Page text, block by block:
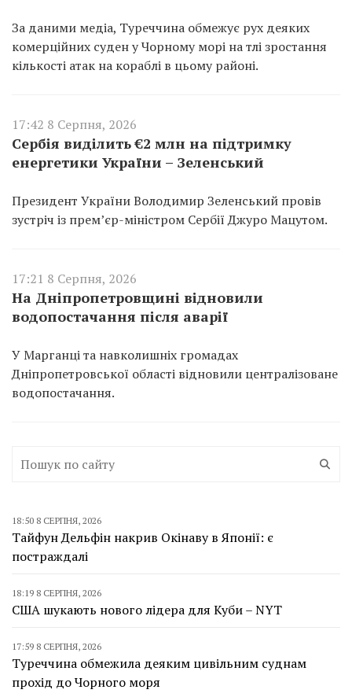
За даними медіа, Туреччина обмежує рух деяких
комерційних суден у Чорному морі на тлі зростання
кількості атак на кораблі в цьому районі.
17:42 8 Серпня, 2026
Сербія виділить €2 млн на підтримку
енергетики України – Зеленський
Президент України Володимир Зеленський провів
зустріч із прем’єр-міністром Сербії Джуро Мацутом.
17:21 8 Серпня, 2026
На Дніпропетровщині відновили
водопостачання після аварії
У Марганці та навколишніх громадах
Дніпропетровської області відновили централізоване
водопостачання.
18:50 8 СЕРПНЯ, 2026
Тайфун Дельфін накрив Окінаву в Японії: є
постраждалі
18:19 8 СЕРПНЯ, 2026
США шукають нового лідера для Куби – NYT
17:59 8 СЕРПНЯ, 2026
Туреччина обмежила деяким цивільним суднам
прохід до Чорного моря